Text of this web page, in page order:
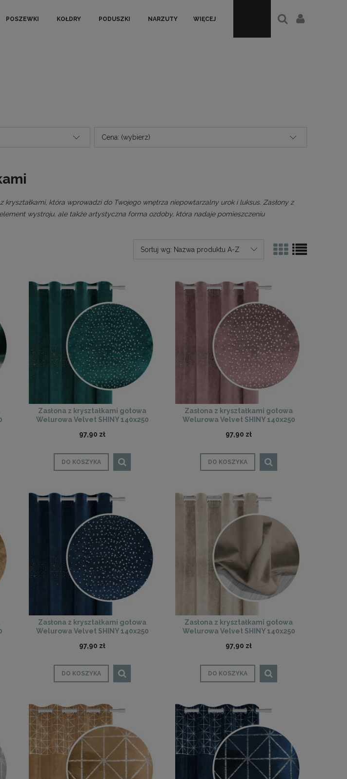
POSZEWKI KOŁDRY PODUSZKI NARZUTY WIĘCEJ
Cena: (wybierz)
kryształkami, która wprowadzi do Twojego wnętrza niepowtarzalny urok i luksus. Zasłony z
wystroju, ale także artystyczna forma ozdoby, która nadaje pomieszczeniu
Sortuj wg: Nazwa produktu A-Z
Zasłona z kryształkami gotowa
Welurowa Velvet SHINY 140x250
97,90 zł
DO KOSZYKA
Zasłona z kryształkami gotowa
Welurowa Velvet SHINY 140x250
97,90 zł
DO KOSZYKA
Zasłona z kryształkami gotowa
Welurowa Velvet SHINY 140x250
97,90 zł
DO KOSZYKA
Zasłona z kryształkami gotowa
Welurowa Velvet SHINY 140x250
97,90 zł
DO KOSZYKA